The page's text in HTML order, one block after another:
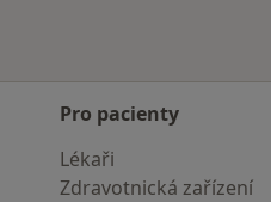
Pro pacienty
Lékaři
Zdravotnická zařízení